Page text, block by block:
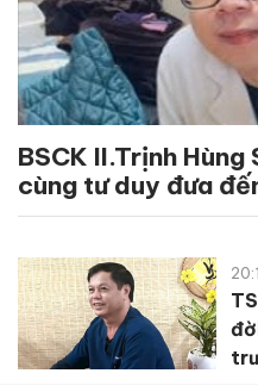
BSCK II.Trịnh
cùng tư duy đưa